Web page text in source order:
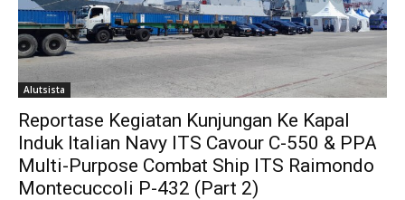
Alutsista
Reportase Kegiatan Kunjungan Ke Kapal
Induk Italian Navy ITS Cavour C-550 & PPA
Multi-Purpose Combat Ship ITS Raimondo
Montecuccoli P-432 (Part 2)